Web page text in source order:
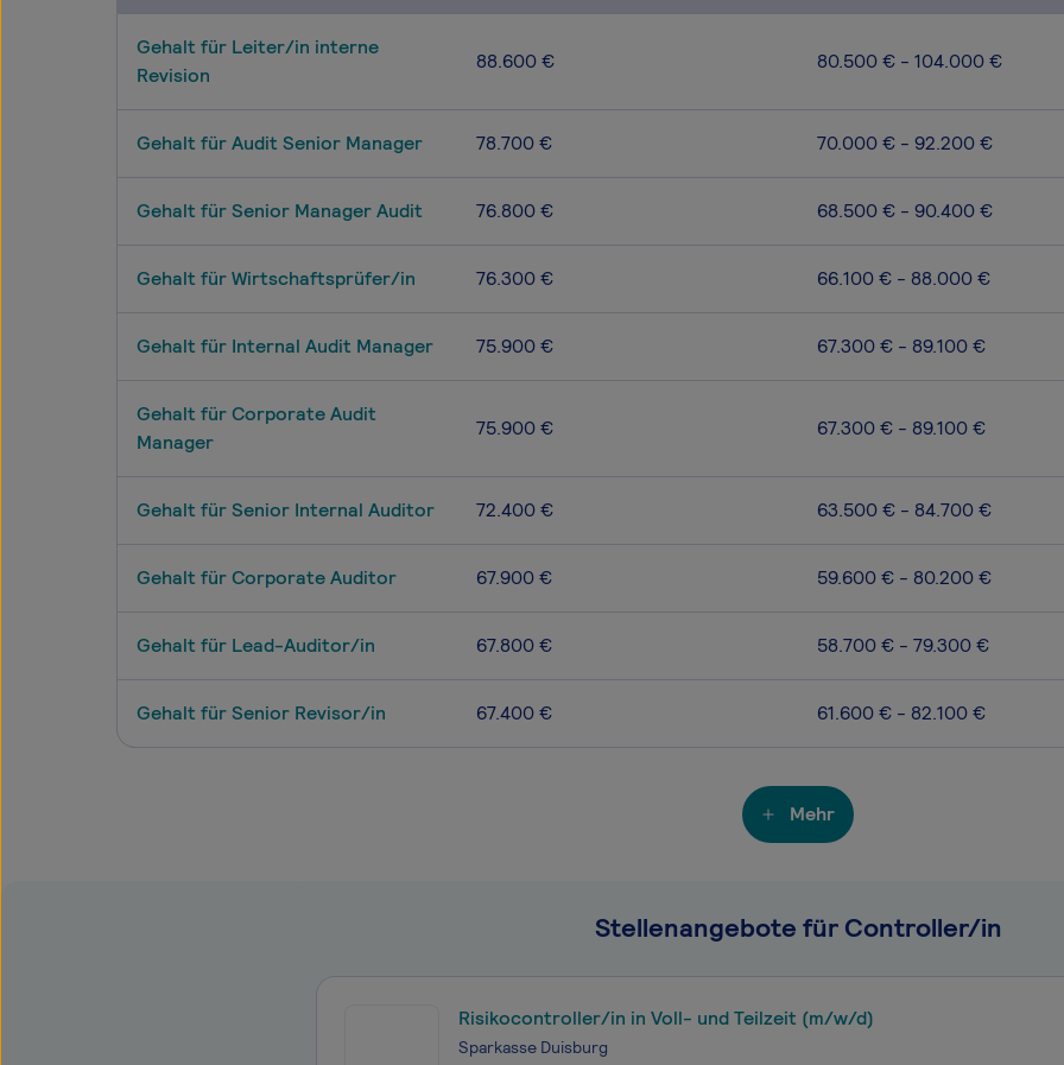
Gehalt für Leiter/in interne
Revision
88.600 € 80.500 € - 104.000 €
Gehalt für Audit Senior Manager 78.700 € 70.000 € - 92.200 €
Gehalt für Senior Manager Audit 76.800 € 68.500 € - 90.400 €
Gehalt für Wirtschaftsprüfer/in 76.300 € 66.100 € - 88.000 €
Gehalt für Internal Audit Manager 75.900 € 67.300 € - 89.100 €
Gehalt für Corporate Audit
Manager
75.900 € 67.300 € - 89.100 €
Gehalt für Senior Internal Auditor 72.400 € 63.500 € - 84.700 €
Gehalt für Corporate Auditor 67.900 € 59.600 € - 80.200 €
Gehalt für Lead-Auditor/in 67.800 € 58.700 € - 79.300 €
Gehalt für Senior Revisor/in 67.400 € 61.600 € - 82.100 €
Mehr
Stellenangebote für Controller/in
Risikocontroller/in in Voll- und Teilzeit (m/w/d)
Sparkasse Duisburg